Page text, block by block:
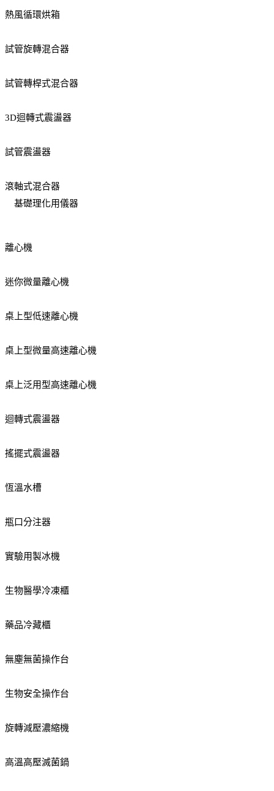
熱風循環烘箱
試管旋轉混合器
試管轉桿式混合器
3D迴轉式震盪器
試管震盪器
滾軸式混合器
基礎理化用儀器
離心機
迷你微量離心機
桌上型低速離心機
桌上型微量高速離心機
桌上泛用型高速離心機
迴轉式震盪器
搖擺式震盪器
恆溫水槽
瓶口分注器
實驗用製冰機
生物醫學冷凍櫃
藥品冷藏櫃
無塵無菌操作台
生物安全操作台
旋轉減壓濃縮機
高溫高壓滅菌鍋